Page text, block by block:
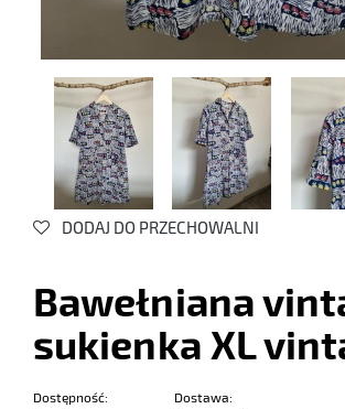
DODAJ DO PRZECHOWALNI
Bawełniana
sukienka XL
Dostępność:
Dostawa: